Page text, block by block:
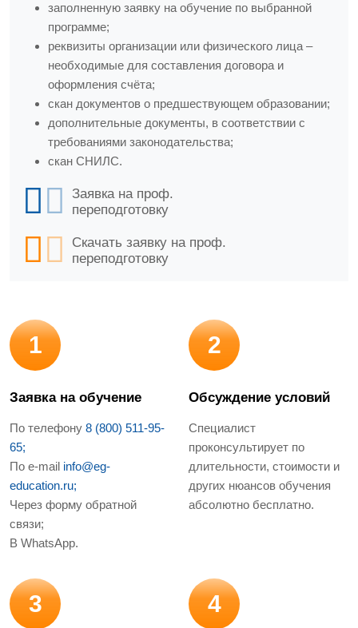
заполненную заявку на обучение по выбранной
программе;
реквизиты организации или физического лица –
необходимые для составления договора и
оформления счёта;
скан документов о предшествующем образовании;
дополнительные документы, в соответствии с
требованиями законодательства;
скан СНИЛС.
Заявка на проф.
переподготовку
Скачать заявку на проф.
переподготовку
1
Заявка на обучение
По телефону 8 (800) 511-95-
65;
По e-mail info@eg-
education.ru;
Через форму обратной
связи;
В WhatsApp.
2
Обсуждение условий
Специалист
проконсультирует по
длительности, стоимости и
других нюансов обучения
абсолютно бесплатно.
3 4